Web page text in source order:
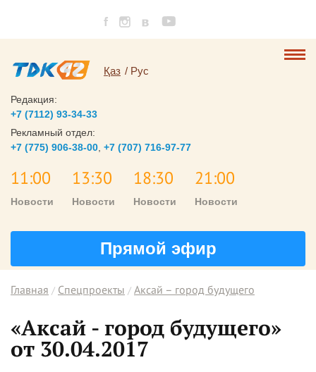
Қаз Рус
Редакция:
+7 (7112) 93-34-33
Рекламный отдел:
+7 (775) 906-38-00 +7 (707) 716-97-77
11:00
Новости
13:30
Новости
18:30
Новости
21:00
Новости
Прямой эфир
Главная Спецпроекты Аксай – город будущего
«Аксай - город будущего»
от 30.04.2017